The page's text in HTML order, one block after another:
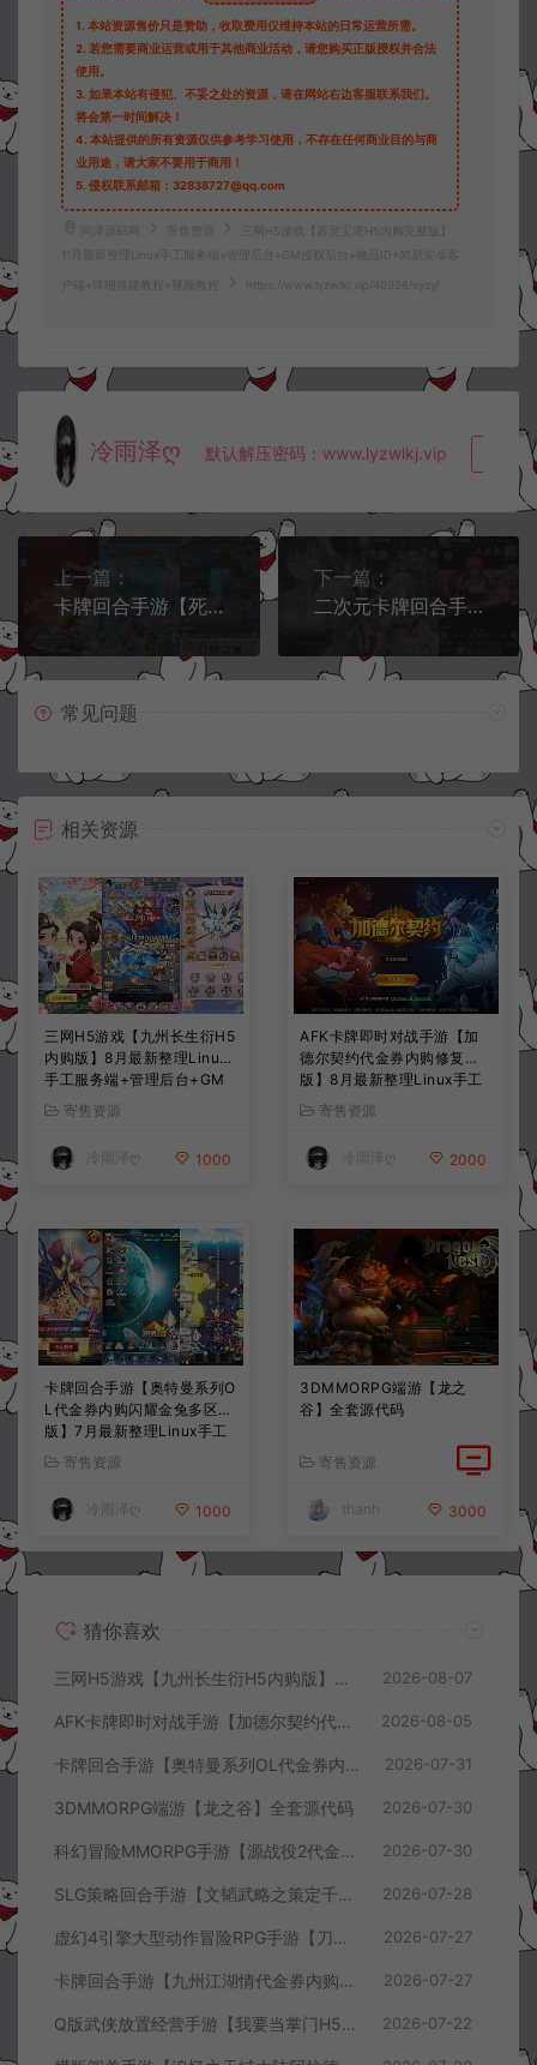
1. 本站资源售价只是赞助，收取费用仅维持本站的日常运营所需。
2. 若您需要商业运营或用于其他商业活动，请您购买正版授权并合法
使用。
3. 如果本站有侵犯、不妥之处的资源，请在网站右边客服联系我们。
将会第一时间解决！
4. 本站提供的所有资源仅供参考学习使用，不存在任何商业目的与商
业用途，请大家不要用于商用！
5. 侵权联系邮箱：32838727@qq.com
阿泽源码网 寄售资源
三网H5游戏【器灵宝塔H5内购完整版】
11月最新整理Linux手工服务端+管理后台+GM授权后台+物品ID+简易安卓客
户端+详细搭建教程+视频教程 https://www.lyzwlkj.vip/40326/syzy/
冷雨泽ღ 默认解压密码：www.lyzwlkj.vip 复
上一篇：
卡牌回合手游【死神-仙境竞技场内购版】8月最新整理Linux手工服务端+多区跨服+全物品ID+CDK授权后台+安卓+详细搭建教程+视频教程
下一篇：
二次元卡牌回合手游【天使计划の逆袭】10月最新整理Linux手工服务端+多区跨服+GM授权后台+物品ID+安卓+详细搭建教程+视频教程
常见问题
相关资源
三网H5游戏【九州长生衍H5
内购版】8月最新整理Linux
手工服务端+管理后台+GM
授权后台+简易安卓客户端
+详细搭建教程+视频教程
寄售资源
冷雨泽ღ 1000
AFK卡牌即时对战手游【加
德尔契约代金券内购修复
版】8月最新整理Linux手工
服务端+前后端全套源码+CD
K授权后台+安卓苹果双端
+详细搭建教程+视频教程
寄售资源
冷雨泽ღ 2000
卡牌回合手游【奥特曼系列O
L代金券内购闪耀金兔多区
版】7月最新整理Linux手工
服务端+加解密工具+CDK授
权后台+安卓+详细搭建教程
+视频教程
寄售资源
冷雨泽ღ 1000
3DMMORPG端游【龙之
谷】全套源代码
寄售资源
thanh 3000
猜你喜欢
三网H5游戏【九州长生衍H5内购版】8月最新整理Linux手工服务端+管理后台+GM授权后台+简易安卓客户端+详细搭建教程+视频教程 2026-08-07
AFK卡牌即时对战手游【加德尔契约代金券内购修复版】8月最新整理Linux手工服务端+前后端全套源码+CDK授权后台+安卓苹果双端+详细搭建教程+视频教程 2026-08-05
卡牌回合手游【奥特曼系列OL代金券内购闪耀金兔多区版】7月最新整理Linux手工服务端+加解密工具+CDK授权后台+安卓+详细搭建教程+视频教程 2026-07-31
3DMMORPG端游【龙之谷】全套源代码 2026-07-30
科幻冒险MMORPG手游【源战役2代金券内购开区版】7月最新整理Linux手工服务端+配套源码+多功能管理后台+支付后台+CDK授权后台+安卓+详细搭建教程+视频教程 2026-07-30
SLG策略回合手游【文韬武略之策定千军代金券内购版】7月最新整理Linux手工服务端+前后端全套源码+管理后台+CDK授权后台+PC安卓+详细搭建教程+视频教程 2026-07-28
虚幻4引擎大型动作冒险RPG手游【刀锋战记2-邪恶回归】7月最新整理Linux手工服务端+全套前后端源码+管理后台+CDK授权后台+PC安卓苹果+详细搭建教程+视频教程 2026-07-27
卡牌回合手游【九州江湖情代金券内购版】7月最新整理Linux手工服务端+CDK授权后台+安卓苹果双端+详细搭建教程+视频教程 2026-07-27
Q版武侠放置经营手游【我要当掌门H5代金券内购版】7月最新整理Linux手工服务端+全套前后端源码+CDK授权后台+H5安卓苹果三端+详细搭建教程+视频教程 2026-07-22